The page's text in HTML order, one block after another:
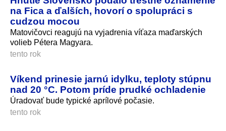
na Fica a ďalších, hovorí o spolupráci s
cudzou mocou
Matovičovci reagujú na vyjadrenia víťaza maďarských
volieb Pétera Magyara.
tento rok
Víkend prinesie jarnú idylku, teploty stúpnu
nad 20 °C. Potom príde prudké ochladenie
Úradovať bude typické aprílové počasie.
tento rok